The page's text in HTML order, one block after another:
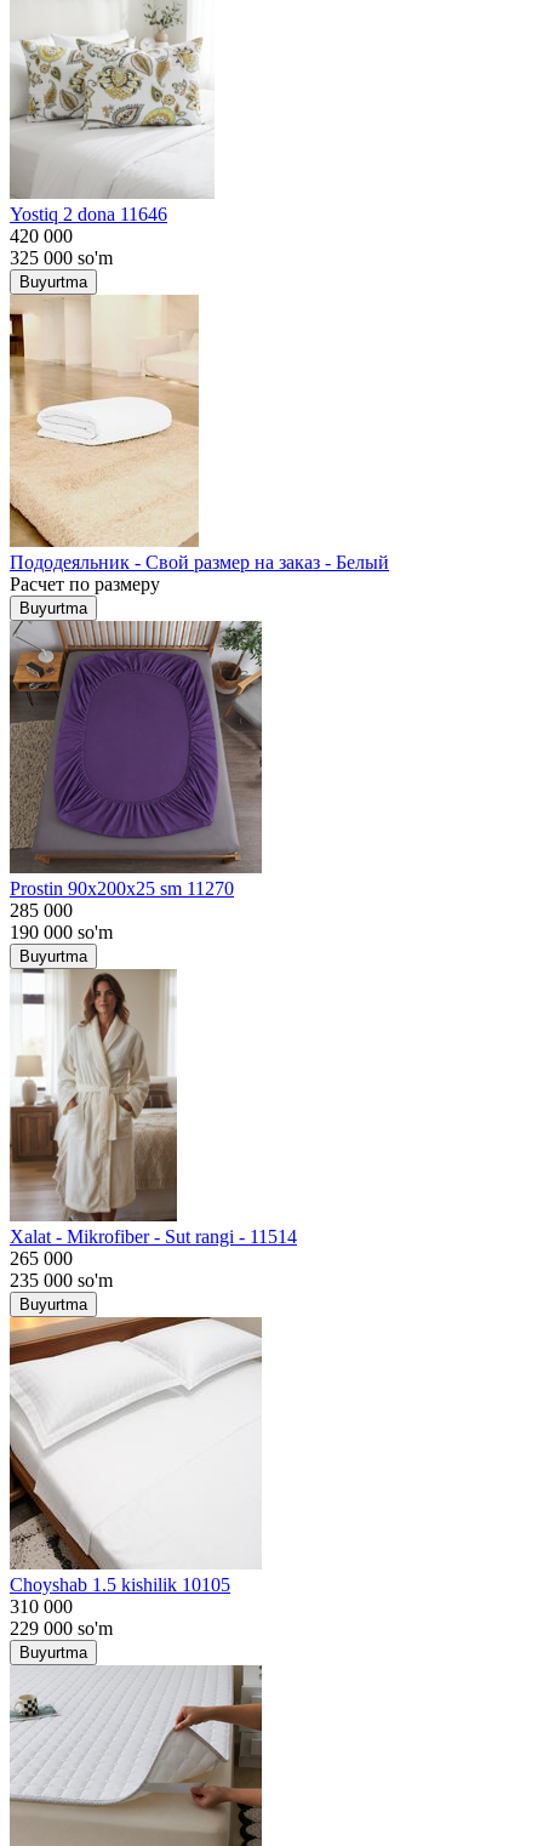
Yostiq 2 dona 11646
420 000
325 000 so'm
Buyurtma
Пододеяльник - Свой размер на заказ - Белый
Расчет по размеру
Buyurtma
Prostin 90x200x25 sm 11270
285 000
190 000 so'm
Buyurtma
Хalat - Mikrofiber - Sut rangi - 11514
265 000
235 000 so'm
Buyurtma
Choyshab 1.5 kishilik 10105
310 000
229 000 so'm
Buyurtma